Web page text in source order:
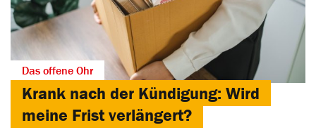
Das offene Ohr
Krank nach der Kündigung: Wird
meine Frist verlängert?